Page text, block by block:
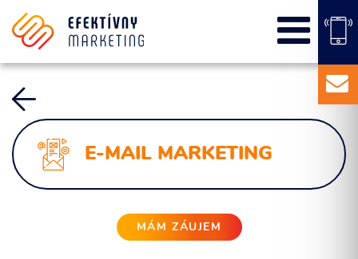
E-MAIL MARKETING
MÁM ZÁUJEM
PPC kampane
Správa sociálnych sietí
Content Marketing
Balíky služieb
Marketingový základ
Externý marketingový manažér pre vašu firmu